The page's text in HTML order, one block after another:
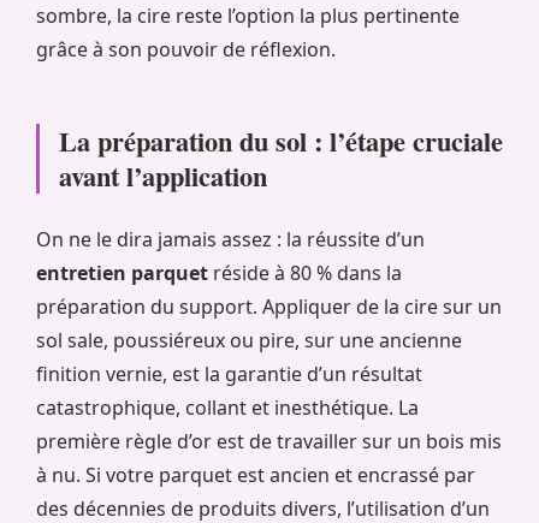
sombre, la cire reste l’option la plus pertinente
grâce à son pouvoir de réflexion.
La préparation du sol : l’étape cruciale
avant l’application
On ne le dira jamais assez : la réussite d’un
entretien parquet réside à 80 % dans la
préparation du support. Appliquer de la cire sur un
sol sale, poussiéreux ou pire, sur une ancienne
finition vernie, est la garantie d’un résultat
catastrophique, collant et inesthétique. La
première règle d’or est de travailler sur un bois mis
à nu. Si votre parquet est ancien et encrassé par
des décennies de produits divers, l’utilisation d’un